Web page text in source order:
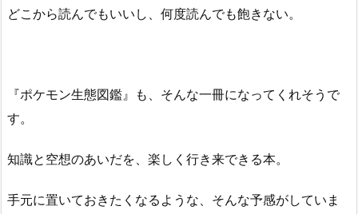
どこから読んでもいいし、何度読んでも飽きない。
『ポケモン生態図鑑』も、そんな一冊になってくれそうで
す。
知識と空想のあいだを、楽しく行き来できる本。
手元に置いておきたくなるような、そんな予感がしていま